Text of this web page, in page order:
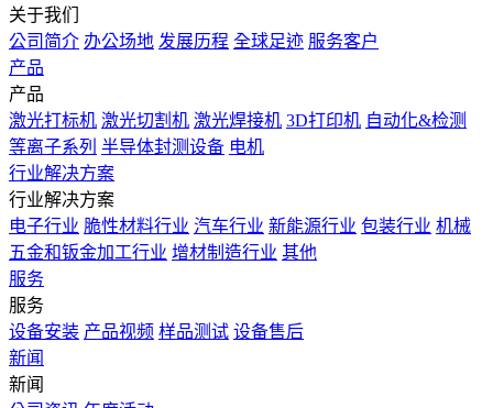
关于我们
公司简介 办公场地 发展历程 全球足迹 服务客户
产品
产品
激光打标机 激光切割机 激光焊接机 3D打印机 自动化&检测
等离子系列 半导体封测设备 电机
行业解决方案
行业解决方案
电子行业 脆性材料行业 汽车行业 新能源行业 包装行业 机械
五金和钣金加工行业 增材制造行业 其他
服务
服务
设备安装 产品视频 样品测试 设备售后
新闻
新闻